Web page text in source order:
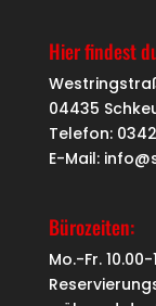
Hier findest
04435
Telefon:
E-Mail:
Bürozeiten:
Mo.-Fr. 10.00-